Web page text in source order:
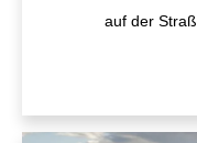
auf der